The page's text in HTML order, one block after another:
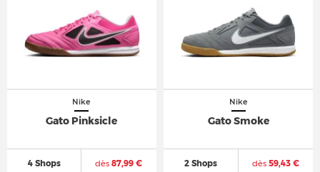
Nike
Gato Pinksicle
4 Shops dès 87,99 €
Nike
Gato Smoke
2 Shops dès59,43 €